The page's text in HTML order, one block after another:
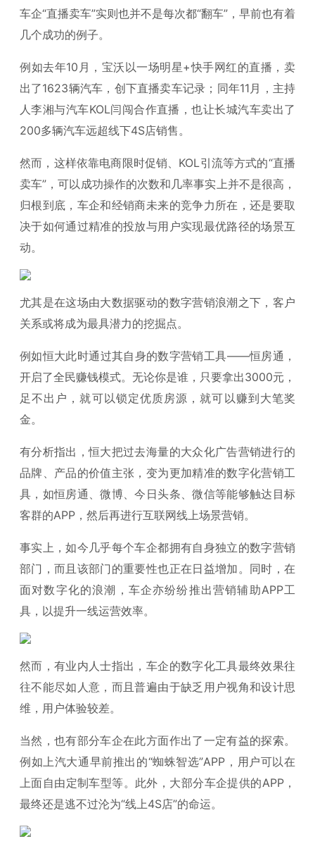
车企“直播卖车”实则也并不是每次都“翻车”，早前也有着
几个成功的例子。
例如去年10月，宝沃以一场明星+快手网红的直播，卖
出了1623辆汽车，创下直播卖车记录；同年11月，主持
人李湘与汽车KOL闫闯合作直播，也让长城汽车卖出了
200多辆汽车远超线下4S店销售。
然而，这样依靠电商限时促销、KOL引流等方式的“直播
卖车”，可以成功操作的次数和几率事实上并不是很高，
归根到底，车企和经销商未来的竞争力所在，还是要取
决于如何通过精准的投放与用户实现最优路径的场景互
动。
尤其是在这场由大数据驱动的数字营销浪潮之下，客户
关系或将成为最具潜力的挖掘点。
例如恒大此时通过其自身的数字营销工具——恒房通，
开启了全民赚钱模式。无论你是谁，只要拿出3000元，
足不出户，就可以锁定优质房源，就可以赚到大笔奖
金。
有分析指出，恒大把过去海量的大众化广告营销进行的
品牌、产品的价值主张，变为更加精准的数字化营销工
具，如恒房通、微博、今日头条、微信等能够触达目标
客群的APP，然后再进行互联网线上场景营销。
事实上，如今几乎每个车企都拥有自身独立的数字营销
部门，而且该部门的重要性也正在日益增加。同时，在
面对数字化的浪潮，车企亦纷纷推出营销辅助APP工
具，以提升一线运营效率。
然而，有业内人士指出，车企的数字化工具最终效果往
往不能尽如人意，而且普遍由于缺乏用户视角和设计思
维，用户体验较差。
当然，也有部分车企在此方面作出了一定有益的探索。
例如上汽大通早前推出的“蜘蛛智选”APP，用户可以在
上面自由定制车型等。此外，大部分车企提供的APP，
最终还是逃不过沦为“线上4S店”的命运。